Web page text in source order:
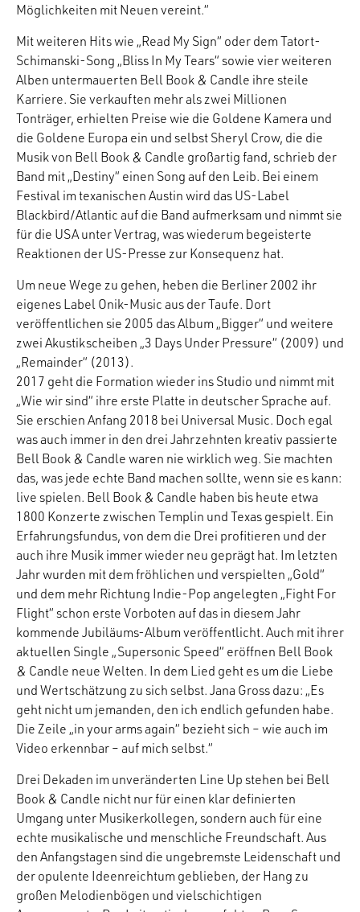
Möglichkeiten mit Neuen vereint.“
Mit weiteren Hits wie „Read My Sign“ oder dem Tatort-
Schimanski-Song „Bliss In My Tears“ sowie vier weiteren
Alben untermauerten Bell Book & Candle ihre steile
Karriere. Sie verkauften mehr als zwei Millionen
Tonträger, erhielten Preise wie die Goldene Kamera und
die Goldene Europa ein und selbst Sheryl Crow, die die
Musik von Bell Book & Candle großartig fand, schrieb der
Band mit „Destiny“ einen Song auf den Leib. Bei einem
Festival im texanischen Austin wird das US-Label
Blackbird/Atlantic auf die Band aufmerksam und nimmt sie
für die USA unter Vertrag, was wiederum begeisterte
Reaktionen der US-Presse zur Konsequenz hat.
Um neue Wege zu gehen, heben die Berliner 2002 ihr
eigenes Label Onik-Music aus der Taufe. Dort
veröffentlichen sie 2005 das Album „Bigger“ und weitere
zwei Akustikscheiben „3 Days Under Pressure“ (2009) und
„Remainder“ (2013).
2017 geht die Formation wieder ins Studio und nimmt mit
„Wie wir sind“ ihre erste Platte in deutscher Sprache auf.
Sie erschien Anfang 2018 bei Universal Music. Doch egal
was auch immer in den drei Jahrzehnten kreativ passierte
Bell Book & Candle waren nie wirklich weg. Sie machten
das, was jede echte Band machen sollte, wenn sie es kann:
live spielen. Bell Book & Candle haben bis heute etwa
1800 Konzerte zwischen Templin und Texas gespielt. Ein
Erfahrungsfundus, von dem die Drei profitieren und der
auch ihre Musik immer wieder neu geprägt hat. Im letzten
Jahr wurden mit dem fröhlichen und verspielten „Gold“
und dem mehr Richtung Indie-Pop angelegten „Fight For
Flight“ schon erste Vorboten auf das in diesem Jahr
kommende Jubiläums-Album veröffentlicht. Auch mit ihrer
aktuellen Single „Supersonic Speed“ eröffnen Bell Book
& Candle neue Welten. In dem Lied geht es um die Liebe
und Wertschätzung zu sich selbst. Jana Gross dazu: „Es
geht nicht um jemanden, den ich endlich gefunden habe.
Die Zeile „in your arms again“ bezieht sich – wie auch im
Video erkennbar – auf mich selbst.“
Drei Dekaden im unveränderten Line Up stehen bei Bell
Book & Candle nicht nur für einen klar definierten
Umgang unter Musikerkollegen, sondern auch für eine
echte musikalische und menschliche Freundschaft. Aus
den Anfangstagen sind die ungebremste Leidenschaft und
der opulente Ideenreichtum geblieben, der Hang zu
großen Melodienbögen und vielschichtigen